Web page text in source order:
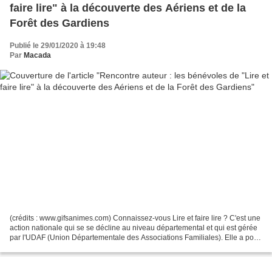
faire lire" à la découverte des Aériens et de la
Forêt des Gardiens
Publié le 29/01/2020 à 19:48
Par Macada
(crédits : www.gifsanimes.com) Connaissez-vous Lire et faire lire ? C'est une
action nationale qui se se décline au niveau départemental et qui est gérée
par l'UDAF (Union Départementale des Associations Familiales). Elle a pour